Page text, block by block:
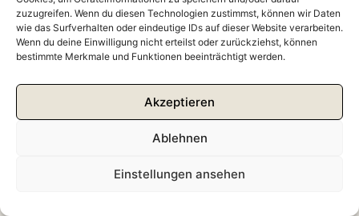
zuzugreifen. Wenn du diesen Technologien zustimmst, können wir Daten
wie das Surfverhalten oder eindeutige IDs auf dieser Website verarbeiten.
Wenn du deine Einwilligung nicht erteilst oder zurückziehst, können
bestimmte Merkmale und Funktionen beeinträchtigt werden.
Akzeptieren
Ablehnen
Einstellungen ansehen
© 2026 Kim Moquenco. All rights reserved.